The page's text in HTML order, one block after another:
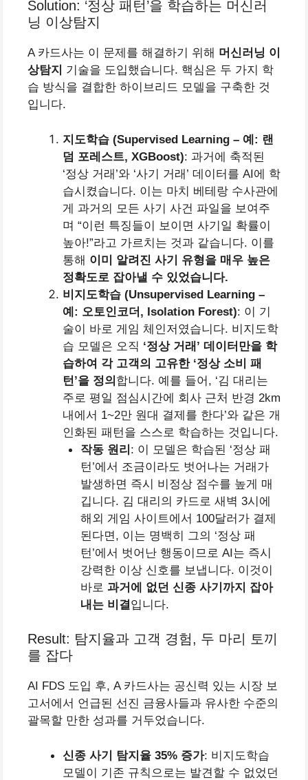
Solution: ‘정상 패턴’을 학습하는 머신러
닝 이상탐지
A 카드사는 이 문제를 해결하기 위해 머신러닝 이
상탐지 기술을 도입했습니다. 핵심은 두 가지 학
습 방식을 결합한 하이브리드 모델을 구축한 것
입니다.
지도학습 (Supervised Learning – 예: 랜
덤 포레스트, XGBoost): 과거에 축적된
‘정상 거래’와 ‘사기 거래’ 데이터를 AI에 학
습시켰습니다. 이는 마치 베테랑 수사관에
게 과거의 모든 사기 사건 파일을 보여주
며 “이런 특징들이 보이면 사기일 확률이
높아!”라고 가르치는 것과 같습니다. 이를
통해 이미 알려진 사기 유형을 매우 높은
정확도로 잡아낼 수 있었습니다.
비지도학습 (Unsupervised Learning –
예: 오토인코더, Isolation Forest): 이 기
술이 바로 게임 체인저였습니다. 비지도학
습 모델은 오직 ‘정상 거래’ 데이터만을 학
습하여 각 고객의 고유한 ‘정상 소비 패
턴’을 정의 합니다. 예를 들어, ‘김 대리는
주로 평일 점심시간에 회사 근처 반경 2km
내에서 1~2만 원대 결제를 한다’와 같은 개
인화된 패턴을 스스로 학습하는 것입니다.
작동 원리 : 이 모델은 학습된 ‘정상 패
턴’에서 조금이라도 벗어나는 거래가
발생하면 즉시 비정상 점수를 높게 매
깁니다. 김 대리의 카드로 새벽 3시에
해외 게임 사이트에서 100달러가 결제
된다면, 이는 명백히 그의 ‘정상 패
턴’에서 벗어난 행동이므로 AI는 즉시
강력한 이상 신호를 보냅니다. 이것이
바로 과거에 없던 신종 사기까지 잡아
내는 비결 입니다.
Result: 탐지율과 고객 경험, 두 마리 토끼
를 잡다
AI FDS 도입 후, A 카드사는 공신력 있는 시장 보
고서에서 언급된 선진 금융사들과 유사한 수준의
괄목할 만한 성과를 거두었습니다.
신종 사기 탐지율 35% 증가: 비지도학습
모델이 기존 규칙으로는 발견할 수 없었던